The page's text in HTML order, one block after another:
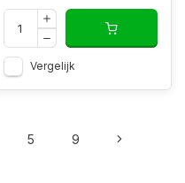
Vergelijk
5 9